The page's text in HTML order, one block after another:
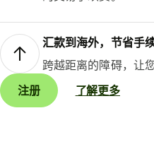
汇款到海外，节省手
跨越距离的障碍，让
注册
了解更多